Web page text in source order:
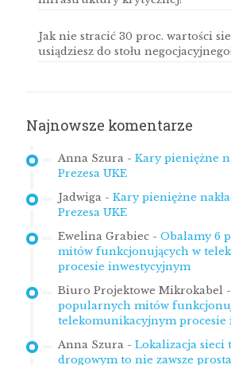
Jak nie stracić 30 proc. wartości
usiądziesz do stołu
Najnowsze komentarze
Anna Szura - Kary pieniężne
Prezesa UKE
Jadwiga - Kary pieniężne
Prezesa UKE
Ewelina Grabiec - Obalamy 6
mitów funkcjonujących w
procesie inwestycyjnym
Biuro Projektowe Mikrokabel -
popularnych mitów
telekomunikacyjnym procesie
Anna Szura - Lokalizacja sieci
drogowym to nie zawsze